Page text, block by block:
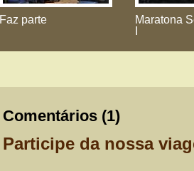
Faz parte
Maratona
Comentários (1)
Participe da nossa